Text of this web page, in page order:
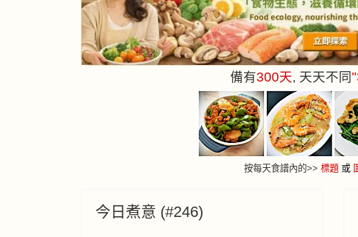
備有300天, 天天不同
按每天食譜內的>> 標題 或
今日煮意 (#246)